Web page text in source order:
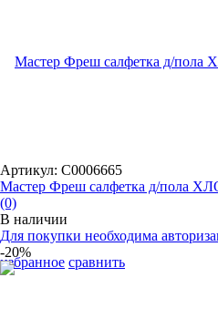
избранное сравнить
Артикул: С0006665
Мастер Фреш салфетка д/пола
(0)
В наличии
Для покупки необходима
-20%